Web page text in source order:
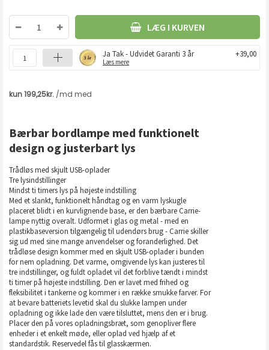
LÆG I KURVEN
Ja Tak - Udvidet Garanti 3 år
Læs mere
+39,00
Bærbar bordlampe med funktionelt
design og justerbart lys
Trådløs med skjult USB-oplader
Tre lysindstillinger
Mindst ti timers lys på højeste indstilling
Med et slankt, funktionelt håndtag og en varm lyskugle
placeret blidt i en kurvlignende base, er den bærbare Carrie-
lampe nyttig overalt. Udformet i glas og metal - med en
plastikbaseversion tilgængelig til udendørs brug - Carrie skiller
sig ud med sine mange anvendelser og foranderlighed. Det
trådløse design kommer med en skjult USB-oplader i bunden
for nem opladning. Det varme, omgivende lys kan justeres til
tre indstillinger, og fuldt opladet vil det forblive tændt i mindst
ti timer på højeste indstilling. Den er lavet med frihed og
fleksibilitet i tankerne og kommer i en række smukke farver. For
at bevare batteriets levetid skal du slukke lampen under
opladning og ikke lade den være tilsluttet, mens den er i brug.
Placer den på vores opladningsbræt, som genopliver flere
enheder i et enkelt møde, eller oplad ved hjælp af et
standardstik. Reservedel fås til glasskærmen.